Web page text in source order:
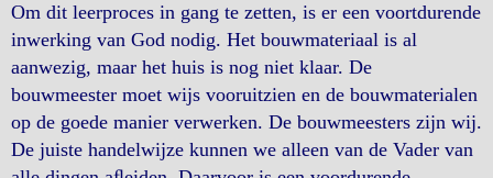
Om dit leerproces in gang te zetten, is er een voortdurende
inwerking van God nodig. Het bouwmateriaal is al
aanwezig, maar het huis is nog niet klaar. De
bouwmeester moet wijs vooruitzien en de bouwmaterialen
op de goede manier verwerken. De bouwmeesters zijn wij.
De juiste handelwijze kunnen we alleen van de Vader van